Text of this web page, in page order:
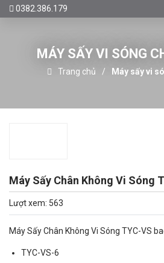
0382.386.179
MÁY SẤY VI SÓNG
Trang chủ Máy sấy vi
Máy Sấy Chân Không Vi Sóng
Lượt xem: 563
Máy Sấy Chân Không Vi Sóng TYC-VS
TYC-VS-6